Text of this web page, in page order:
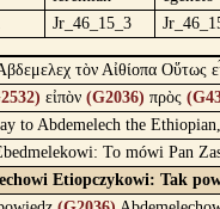
Jr_46_15_3
τὸν Αἰθίοπα Οὕτως
εἰπὸν (G2036) πρὸς
to Abdemelech the
To mówi Pan
Etiopczykowi: Tak